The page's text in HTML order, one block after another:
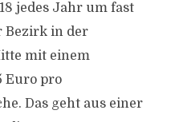
jedes Jahr um fast
Bezirk in der
mit einem
Euro pro
Das geht aus einer